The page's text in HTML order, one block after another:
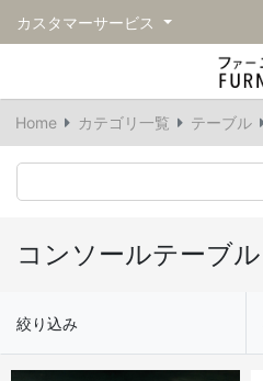
カスタマーサービス
Home カテゴリ一覧 テーブル
コンソールテーブル
絞り込み
ソファ
すべてのソファ
コーナーソファ
チェア
すべてのチェア
ラウンジチェア
スツール・ベンチ
すべてのスツール・ベンチ
ベンチ
テーブル
すべてのテーブル
センターテーブル
収納
すべての収納
本棚
ライト・照明
すべてのライト・照明
デスクライト
アクセサリー
すべてのアクセサリー
オブジェ
フレグランス
すべてのフレグランス